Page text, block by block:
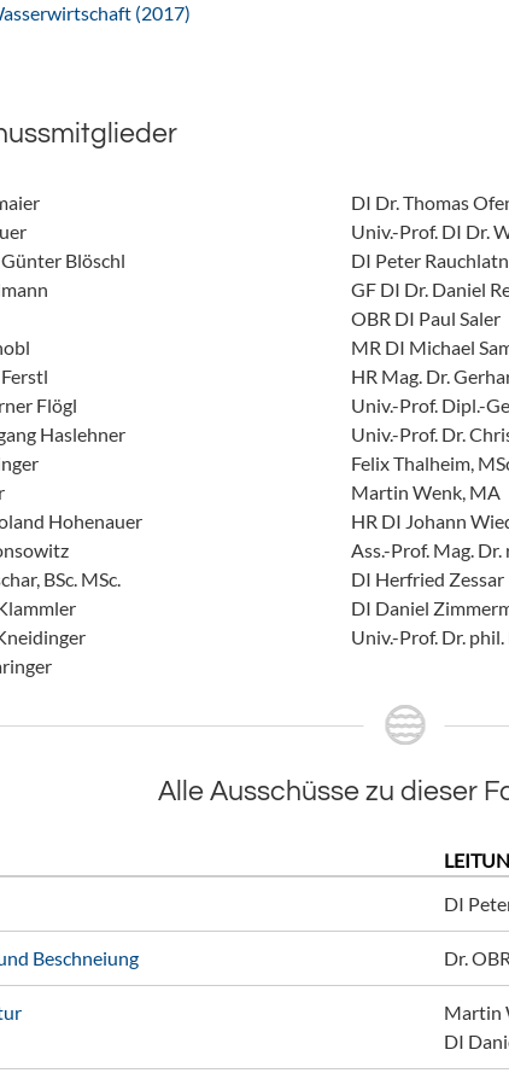
(2017)
Blöschl
Flögl
Haslehner
Hohenauer
BSc. MSc.
DI Dr. Thomas
Univ.-Prof. DI Dr.
DI Peter
GF DI Dr. Daniel
OBR DI Paul Saler
MR DI Michael
HR Mag. Dr.
Univ.-Prof. Dipl.-
Univ.-Prof. Dr.
Felix Thalheim,
Martin Wenk, MA
HR DI Johann
Ass.-Prof. Mag.
DI Herfried Zessar
DI Daniel
Univ.-Prof. Dr.
Alle Ausschüsse zu dieser
DI
Beschneiung Dr.
Martin
DI